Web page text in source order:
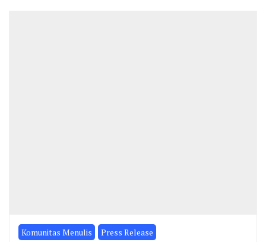
Komunitas Menulis Press Release